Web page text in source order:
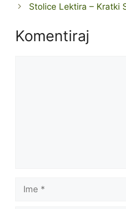
Stolice Lektira – Kratki
Komentiraj